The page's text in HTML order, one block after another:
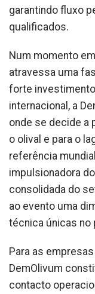
garantindo fluxo
qualificados.
Num momento
atravessa uma
forte
internacional, a
onde se decide a
o olival e para o
referência
impulsionadora
consolidada do
ao evento uma
técnica únicas no
Para as
DemOlivum
contacto